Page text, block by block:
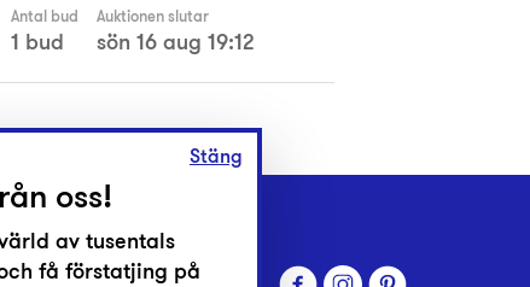
Antal bud
1 bud
Auktionen slutar
sön 16 aug 19:12
Stäng
oss!
av tusentals
få förstatjing på